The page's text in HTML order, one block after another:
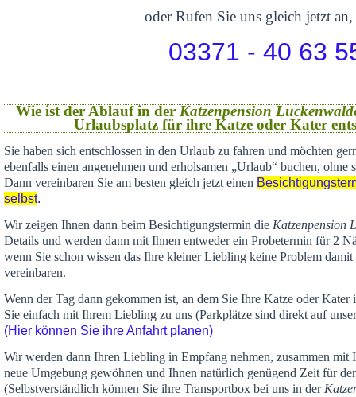
oder Rufen Sie uns gleich jetzt an,
03371 - 40 63
Wie ist der Ablauf in der Katzenpension
Urlaubsplatz für ihre Katze oder Kater
Sie haben sich entschlossen in den Urlaub zu fahren und möchten
ebenfalls einen angenehmen und erholsamen „Urlaub“ buchen, ohne
Dann vereinbaren Sie am besten gleich jetzt einen
selbst.
Wir zeigen Ihnen dann beim Besichtigungstermin die Katzenpension
Details und werden dann mit Ihnen entweder ein Probetermin für 2
wenn Sie schon wissen das Ihre kleiner Liebling keine Problem
vereinbaren.
Wenn der Tag dann gekommen ist, an dem Sie Ihre Katze oder
Sie einfach mit Ihrem Liebling zu uns (Parkplätze sind direkt auf
(Hier können Sie ihre Anfahrt planen)
Wir werden dann Ihren Liebling in Empfang nehmen, zusammen mit
neue Umgebung gewöhnen und Ihnen natürlich genügend Zeit für
(Selbstverständlich können Sie ihre Transportbox bei uns in der